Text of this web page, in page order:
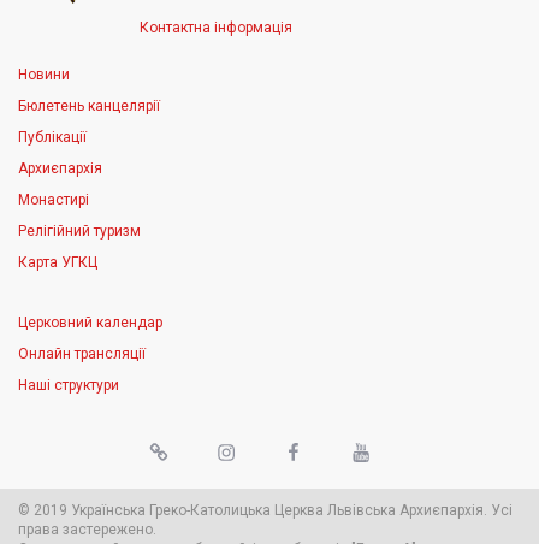
Контактна інформація
Новини
Бюлетень канцелярії
Публікації
Архиєпархія
Монастирі
Релігійний туризм
Карта УГКЦ
Церковний календар
Онлайн трансляції
Наші структури
© 2019 Українська Греко-Католицька Церква Львівська Архиєпархія. Усі
права застережено.